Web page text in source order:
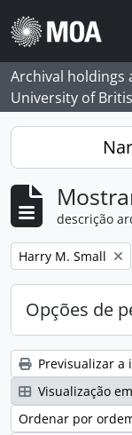
Skip to main content
Archival holdings
University of
descrição
Remove filter:
Harry M. Small
Opções de
Previsualizar a
Visualização
Ordenar por